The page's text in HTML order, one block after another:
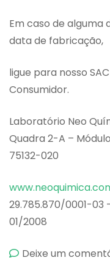
Em caso de alguma
data de fabricação,
ligue para nosso
Consumidor.
Laboratório Neo
Quadra 2-A –
75132-020
29.785.870/0001-03
01/2008
Deixe um